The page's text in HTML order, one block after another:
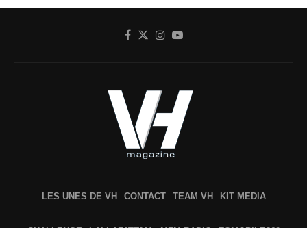
LES UNES DE VH CONTACT TEAM VH KIT MEDIA